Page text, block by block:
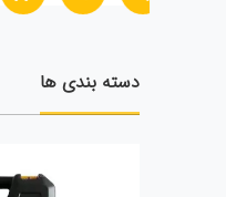
دسته بندی ها